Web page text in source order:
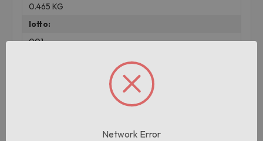
0.465 KG
lotto:
001
Prodotti correlati
Network Error